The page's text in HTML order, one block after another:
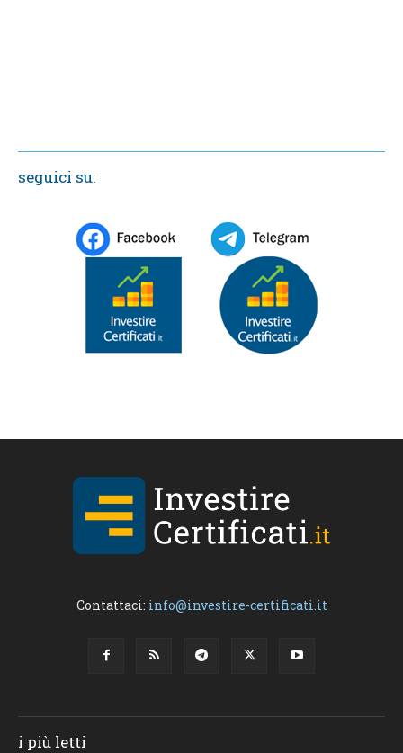
seguici su:
Contattaci: info@investire-certificati.it
i più letti